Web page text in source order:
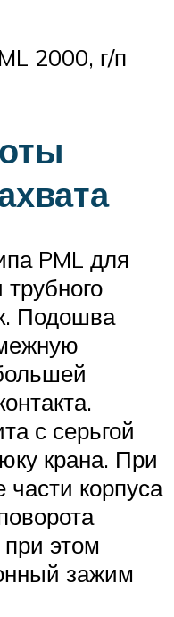
2000, г/п
PML для
Подошва
с серьгой
крана. При
части корпуса
этом
зажим